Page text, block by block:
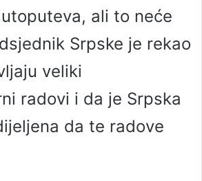
ali to neće
Srpske je rekao
veliki
radovi i da je Srpska
da te radove